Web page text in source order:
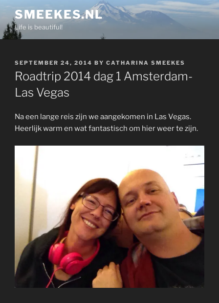
content
SMEEKES.NL
Life is beautiful!
POSTED
ON
SEPTEMBER 24, 2014 BY CATHARINA SMEEKES
Roadtrip 2014 dag 1 Amsterdam-
Las Vegas
Na een lange reis zijn we aangekomen in Las Vegas.
Heerlijk warm en wat fantastisch om hier weer te zijn.